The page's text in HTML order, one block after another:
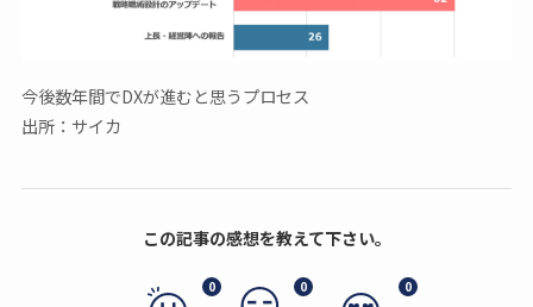
今後数年間でDXが進むと思うプロセス
出所：サイカ
この記事の感想を教えて下さい。
0 0 0